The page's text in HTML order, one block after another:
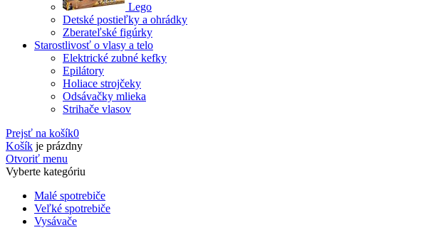
Lego
Detské postieľky a ohrádky
Zberateľské figúrky
Starostlivosť o vlasy a telo
Elektrické zubné kefky
Epilátory
Holiace strojčeky
Odsávačky mlieka
Strihače vlasov
Prejsť na košík0
Košík je prázdny
Otvoriť menu
Vyberte kategóriu
Malé spotrebiče
Veľké spotrebiče
Vysávače